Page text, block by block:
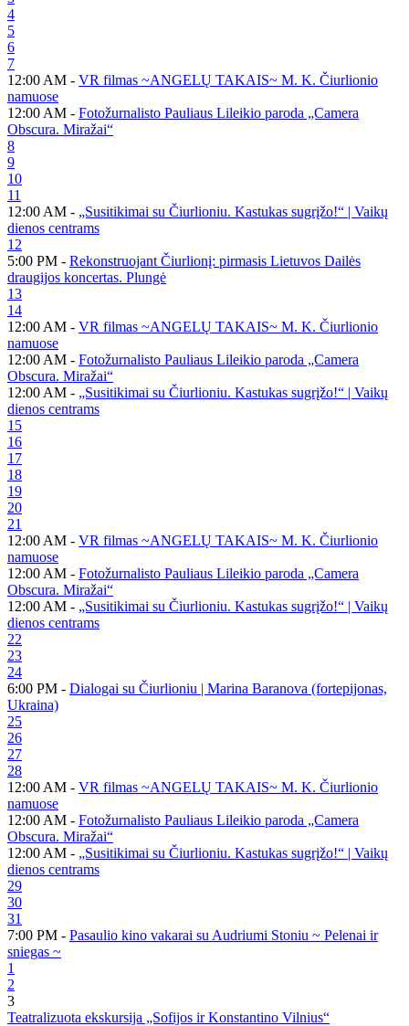
4
5
6
7
12:00 AM - VR filmas ~ANGELŲ TAKAIS~ M. K. Čiurlionio
namuose
12:00 AM - Fotožurnalisto Pauliaus Lileikio paroda „Camera
Obscura. Miražai“
8
9
10
11
12:00 AM - „Susitikimai su Čiurlioniu. Kastukas sugrįžo!“ | Vaikų
dienos centrams
12
5:00 PM - Rekonstruojant Čiurlionį: pirmasis Lietuvos Dailės
draugijos koncertas. Plungė
13
14
12:00 AM - VR filmas ~ANGELŲ TAKAIS~ M. K. Čiurlionio
namuose
12:00 AM - Fotožurnalisto Pauliaus Lileikio paroda „Camera
Obscura. Miražai“
12:00 AM - „Susitikimai su Čiurlioniu. Kastukas sugrįžo!“ | Vaikų
dienos centrams
15
16
17
18
19
20
21
12:00 AM - VR filmas ~ANGELŲ TAKAIS~ M. K. Čiurlionio
namuose
12:00 AM - Fotožurnalisto Pauliaus Lileikio paroda „Camera
Obscura. Miražai“
12:00 AM - „Susitikimai su Čiurlioniu. Kastukas sugrįžo!“ | Vaikų
dienos centrams
22
23
24
6:00 PM - Dialogai su Čiurlioniu | Marina Baranova (fortepijonas,
Ukraina)
25
26
27
28
12:00 AM - VR filmas ~ANGELŲ TAKAIS~ M. K. Čiurlionio
namuose
12:00 AM - Fotožurnalisto Pauliaus Lileikio paroda „Camera
Obscura. Miražai“
12:00 AM - „Susitikimai su Čiurlioniu. Kastukas sugrįžo!“ | Vaikų
dienos centrams
29
30
31
7:00 PM - Pasaulio kino vakarai su Audriumi Stoniu ~ Pelenai ir
sniegas ~
1
2
3
Teatralizuota ekskursija „Sofijos ir Konstantino Vilnius“